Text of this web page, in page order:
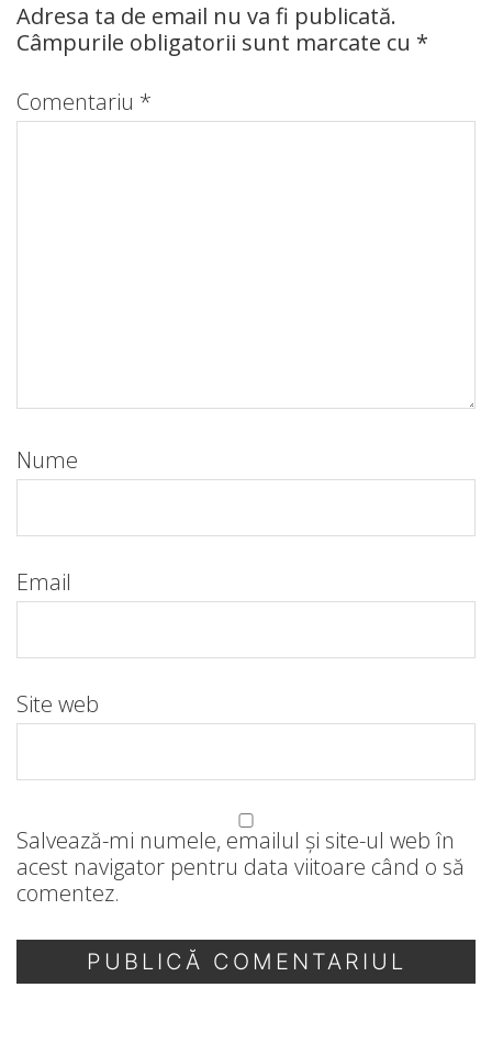
Adresa ta de email nu va fi publicată.
Câmpurile obligatorii sunt marcate cu *
Comentariu *
Nume
Email
Site web
Salvează-mi numele, emailul și site-ul web în
acest navigator pentru data viitoare când o să
comentez.